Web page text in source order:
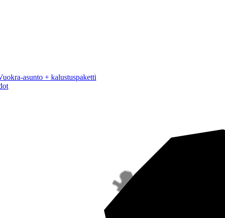
asunto + kalustuspaketti